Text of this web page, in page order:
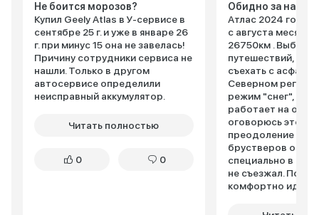
Не боится морозов?
Купил Geely Atlas в У-сервисе в
сентябре 25 г. и уже в январе 26
г. при минус 15 она не завелась!
Причину сотрудники сервиса не
нашли. Только в другом
автосервисе определили
неисправный аккумулятор.
Читать полностью
0 0
Обидно за наш
Атлас 2024 года в
с августа месяца,
26750км .
путешествий, с
съехать с
Северном
режим "снег",
работает на
оговорюсь это до
преодоление
брустверов от
специально в
не съезжал. По
комфортно идёт,
привыкания. Чего